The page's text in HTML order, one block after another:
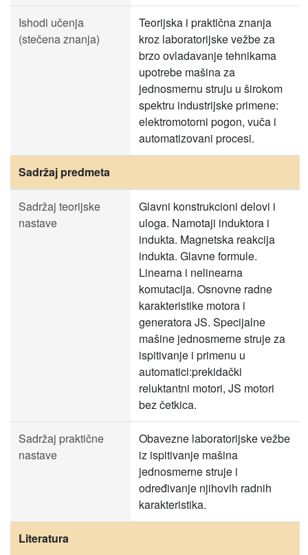
Ishodi učenja
(stečena znanja)
Teorijska i praktična znanja
kroz laboratorijske vežbe za
brzo ovladavanje tehnikama
upotrebe mašina za
jednosmernu struju u širokom
spektru industrijske primene:
elektromotorni pogon, vuča i
automatizovani procesi.
Sadržaj predmeta
Sadržaj teorijske
nastave
Glavni konstrukcioni delovi i
uloga. Namotaji induktora i
indukta. Magnetska reakcija
indukta. Glavne formule.
Linearna i nelinearna
komutacija. Osnovne radne
karakteristike motora i
generatora JS. Specijalne
mašine jednosmerne struje za
ispitivanje i primenu u
automatici:prekidački
reluktantni motori, JS motori
bez četkica.
Sadržaj praktične
nastave
Obavezne laboratorijske vežbe
iz ispitivanje mašina
jednosmerne struje i
određivanje njihovih radnih
karakteristika.
Literatura